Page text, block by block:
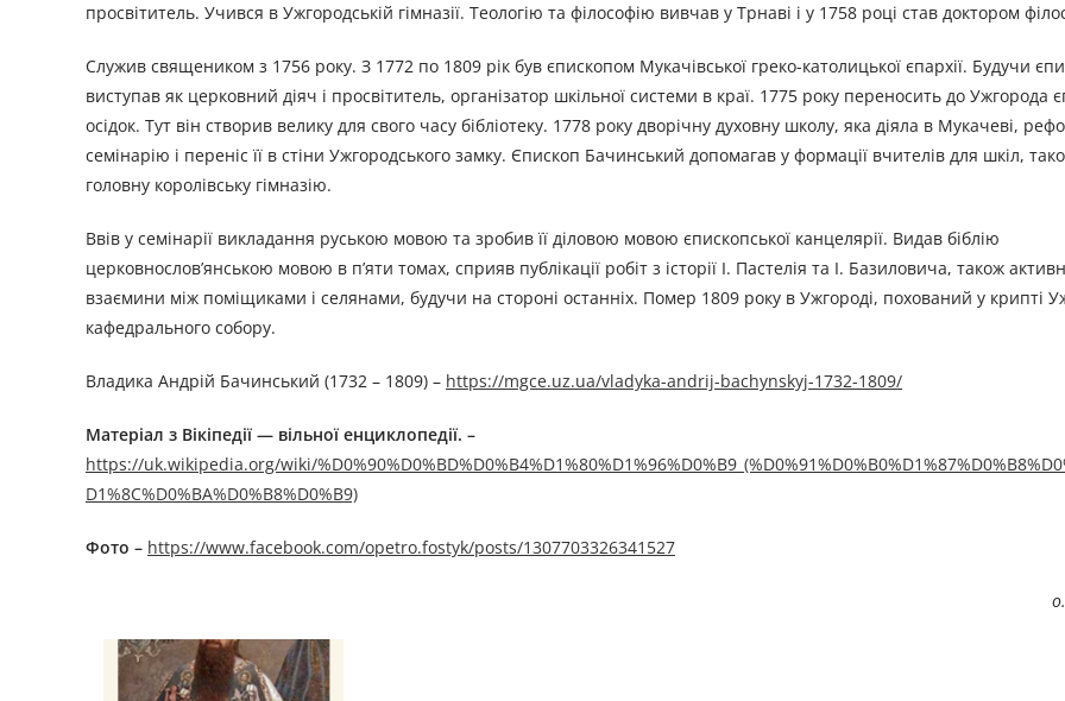
просвітитель. Учився в Ужгородській гімназії. Теологію та філософію вивчав у Трнаві і у 1758 році став доктором
Служив священиком з 1756 року. З 1772 по 1809 рік був єпископом Мукачівської греко-католицької єпархії. Будучи
виступав як церковний діяч і просвітитель, організатор шкільної системи в краї. 1775 року переносить до Ужгорода
осідок. Тут він створив велику для свого часу бібліотеку. 1778 року дворічну духовну школу, яка діяла в Мукачеві,
семінарію і переніс її в стіни Ужгородського замку. Єпископ Бачинський допомагав у формації вчителів для шкіл,
головну королівську гімназію.
Ввів у семінарії викладання руською мовою та зробив її діловою мовою єпископської канцелярії. Видав біблію
церковнослов’янською мовою в п’яти томах, сприяв публікації робіт з історії І. Пастелія та І. Базиловича, також
взаємини між поміщиками і селянами, будучи на стороні останніх. Помер 1809 року в Ужгороді, похований у крипті
кафедрального собору.
Владика Андрій Бачинський (1732 – 1809) – https://mgce.uz.ua/vladyka-andrij-bachynskyj-1732-1809/
Матеріал з Вікіпедії — вільної енциклопедії. –
https://uk.wikipedia.org/wiki/
D1%8C%D0%BA%D0%B8%D0%B9)
Фото – https://www.facebook.com/opetro.fostyk/posts/1307703326341527